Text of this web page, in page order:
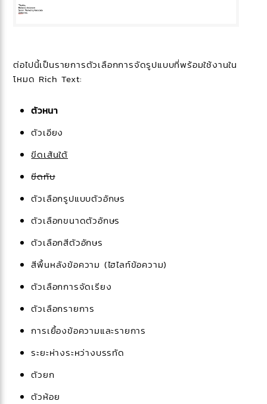
ต่อไปนี้เป็นรายการตัวเลือกการจัดรูปแบบที่พร้อมใช้งานใน
โหมด Rich Text:
ตัวหนา
ตัวเอียง
ขีดเส้นใต้
ขีดทับ
ตัวเลือกรูปแบบตัวอักษร
ตัวเลือกขนาดตัวอักษร
ตัวเลือกสีตัวอักษร
สีพื้นหลังข้อความ (ไฮไลท์ข้อความ)
ตัวเลือกการจัดเรียง
ตัวเลือกรายการ
การเยื้องข้อความและรายการ
ระยะห่างระหว่างบรรทัด
ตัวยก
ตัวห้อย